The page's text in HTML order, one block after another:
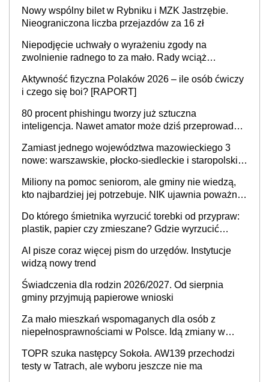
Nowy wspólny bilet w Rybniku i MZK Jastrzębie.
Nieograniczona liczba przejazdów za 16 zł
Niepodjęcie uchwały o wyrażeniu zgody na
zwolnienie radnego to za mało. Rady wciąż
sprawy
Aktywność fizyczna Polaków 2026 – ile osób ćwiczy
i czego się boi? [RAPORT]
80 procent phishingu tworzy już sztuczna
inteligencja. Nawet amator może dziś przeprowadzić
Zamiast jednego województwa mazowieckiego 3
nowe: warszawskie, płocko-siedleckie i staropolskie.
stołecznych
Miliony na pomoc seniorom, ale gminy nie wiedzą,
kto najbardziej jej potrzebuje. NIK ujawnia poważną
Do którego śmietnika wyrzucić torebki od przypraw:
plastik, papier czy zmieszane? Gdzie wyrzucić
AI pisze coraz więcej pism do urzędów. Instytucje
widzą nowy trend
Świadczenia dla rodzin 2026/2027. Od sierpnia
gminy przyjmują papierowe wnioski
Za mało mieszkań wspomaganych dla osób z
niepełnosprawnościami w Polsce. Idą zmiany w
TOPR szuka następcy Sokoła. AW139 przechodzi
testy w Tatrach, ale wyboru jeszcze nie ma